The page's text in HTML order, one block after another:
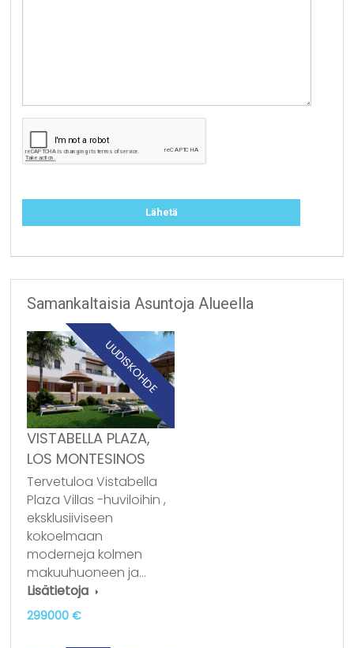
Samankaltaisia Asuntoja Alueella
UUDISKOHDE
VISTABELLA PLAZA,
LOS MONTESINOS
Tervetuloa Vistabella
Plaza Villas -huviloihin ,
eksklusiiviseen
kokoelmaan
moderneja kolmen
makuuhuoneen ja…
Lisätietoja
299000 €